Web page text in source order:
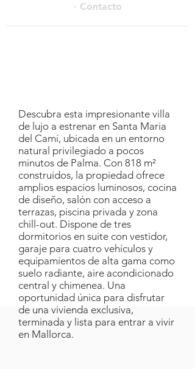
· Contacto
Descubra esta impresionante villa
de lujo a estrenar en Santa Maria
del Camí, ubicada en un entorno
natural privilegiado a pocos
minutos de Palma. Con 818 m²
construidos, la propiedad ofrece
amplios espacios luminosos, cocina
de diseño, salón con acceso a
terrazas, piscina privada y zona
chill-out. Dispone de tres
dormitorios en suite con vestidor,
garaje para cuatro vehículos y
equipamientos de alta gama como
suelo radiante, aire acondicionado
central y chimenea. Una
oportunidad única para disfrutar
de una vivienda exclusiva,
terminada y lista para entrar a vivir
en Mallorca.